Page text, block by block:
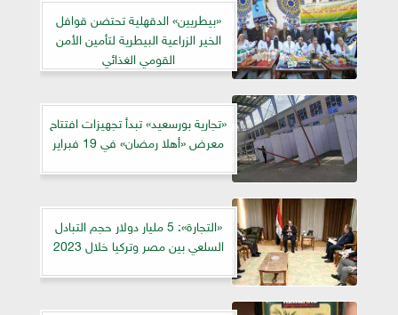
«بيطريين» الدقهلية تحتضن قوافل
الخير الزراعية البيطرية لتأمين الأمن
القومي الغذائي
«تجارية بورسعيد» تبدأ تجهيزات افتتاح
معرض «أهلا رمضان» في 19 فبراير
«التجارة»: 5 مليار دولار حجم التبادل
السلعي بين مصر وتركيا خلال 2023